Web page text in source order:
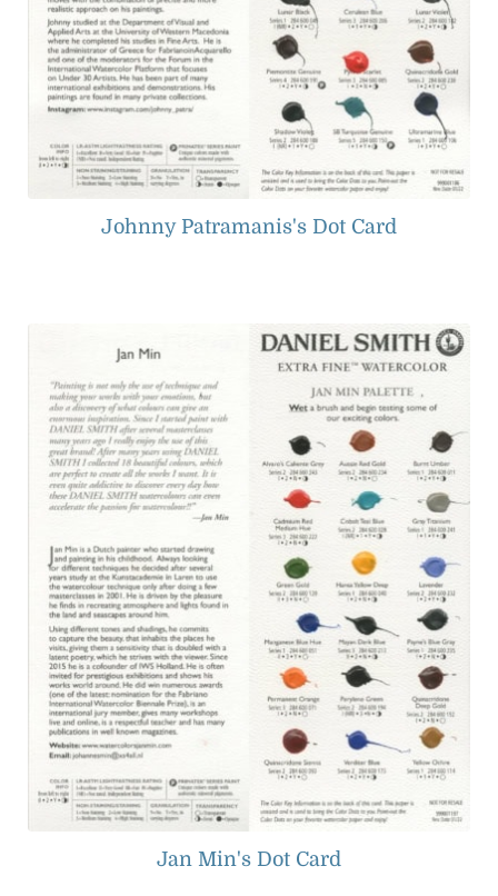
Johnny Patramanis's Dot Card
Jan Min's Dot Card